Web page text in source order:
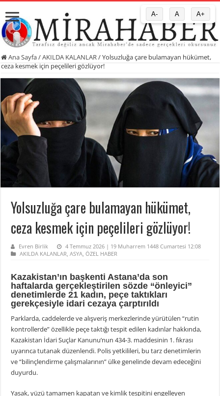
Ana Sayfa/AKILDA KALANLAR /Yolsuzluğa çare bulamayan hükümet,
ceza kesmek için peçelileri gözlüyor!
Yolsuzluğa çare bulamayan hükümet,
ceza kesmek için peçelileri gözlüyor!
Evren Birlik
4 Temmuz 2026 | 19 Muharrem 1448 Cumartesi 12:08
AKILDA KALANLAR,ASYA,ÖZEL HABER
Kazakistan’ın başkenti Astana’da son
haftalarda gerçekleştirilen sözde “önleyici”
denetimlerde 21 kadın, peçe taktıkları
gerekçesiyle idari cezaya çarptırıldı
Parklarda, caddelerde ve alışveriş merkezlerinde yürütülen “rutin
kontrollerde” özellikle peçe taktığı tespit edilen kadınlar hakkında,
Kazakistan İdari Suçlar Kanunu’nun 434-3. maddesinin 1. fıkrası
uyarınca tutanak düzenlendi. Polis yetkilileri, bu tarz denetimlerin
ve “bilinçlendirme çalışmalarının” ülke genelinde devam edeceğini
duyurdu.
Yasak, yüzü tamamen kapatan ve kimlik tespitini engelleyen
A- A A+